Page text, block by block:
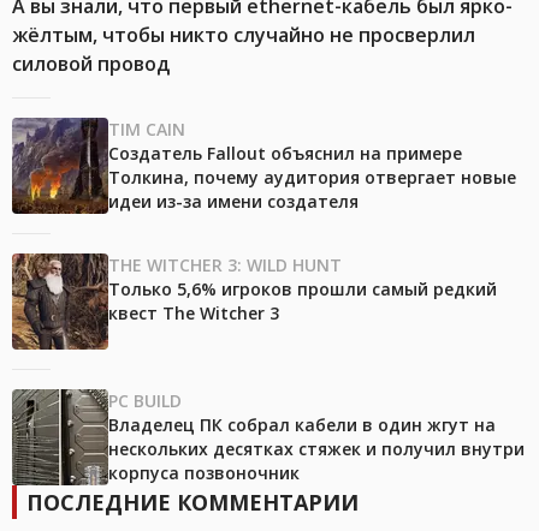
А вы знали, что первый ethernet-кабель был ярко-
жёлтым, чтобы никто случайно не просверлил
силовой провод
TIM CAIN
Создатель Fallout объяснил на примере
Толкина, почему аудитория отвергает новые
идеи из-за имени создателя
THE WITCHER 3: WILD HUNT
Только 5,6% игроков прошли самый редкий
квест The Witcher 3
PC BUILD
Владелец ПК собрал кабели в один жгут на
нескольких десятках стяжек и получил внутри
корпуса позвоночник
ПОСЛЕДНИЕ КОММЕНТАРИИ